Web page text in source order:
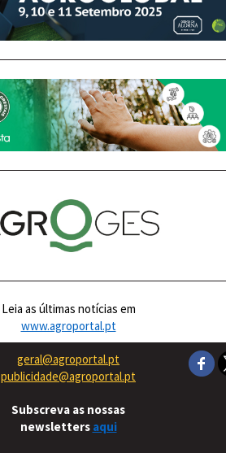
Leia as últimas notícias em
www.agroportal.pt
geral@agroportal.pt
publicidade@agroportal.pt
Subscreva as nossas
newsletters aqui